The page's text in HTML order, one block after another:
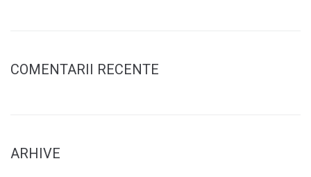
COMENTARII RECENTE
ARHIVE